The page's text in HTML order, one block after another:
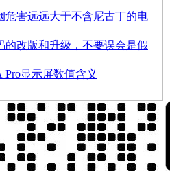
危害远远大于不含尼古丁的电
的改版和升级，不要误会是假
Pro显示屏数值含义